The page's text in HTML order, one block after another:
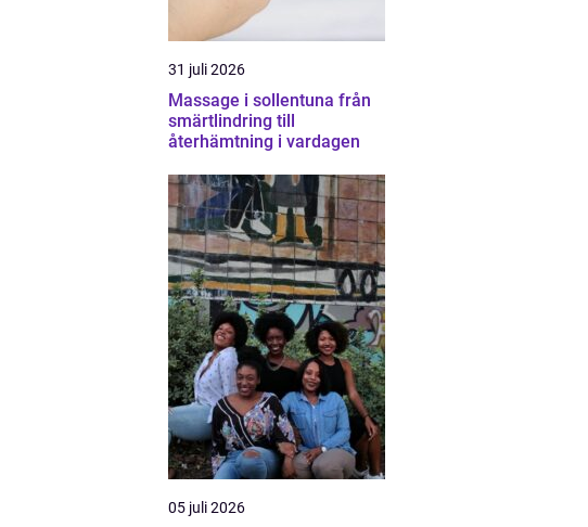
31 juli 2026
Massage i sollentuna från
smärtlindring till
återhämtning i vardagen
05 juli 2026